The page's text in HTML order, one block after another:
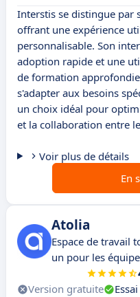
Interstis se distingue par
offrant une expérience
personnalisable. Son
adoption rapide et une
de formation
s'adapter aux besoins
un choix idéal pour
et la collaboration entre
Voir plus de détails
En
Atolia
Espace de travail
un pour les
Version gratuite